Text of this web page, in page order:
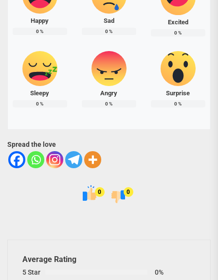
Happy
0%
Sad
0%
Excited
0%
Sleepy
0%
Angry
0%
Surprise
0%
Spread the love
0 0
Average Rating
5 Star 0%